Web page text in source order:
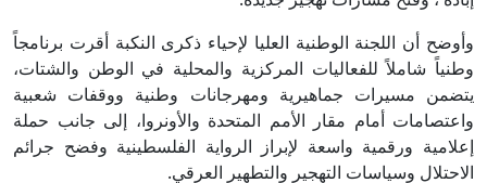
وأوضح أن اللجنة الوطنية العليا لإحياء ذكرى النكبة أقرت برنامجاً
وطنياً شاملاً للفعاليات المركزية والمحلية في الوطن والشتات،
يتضمن مسيرات جماهيرية ومهرجانات وطنية ووقفات شعبية
واعتصامات أمام مقار الأمم المتحدة والأونروا، إلى جانب حملة
إعلامية ورقمية واسعة لإبراز الرواية الفلسطينية وفضح جرائم
الاحتلال وسياسات التهجير والتطهير العرقي.